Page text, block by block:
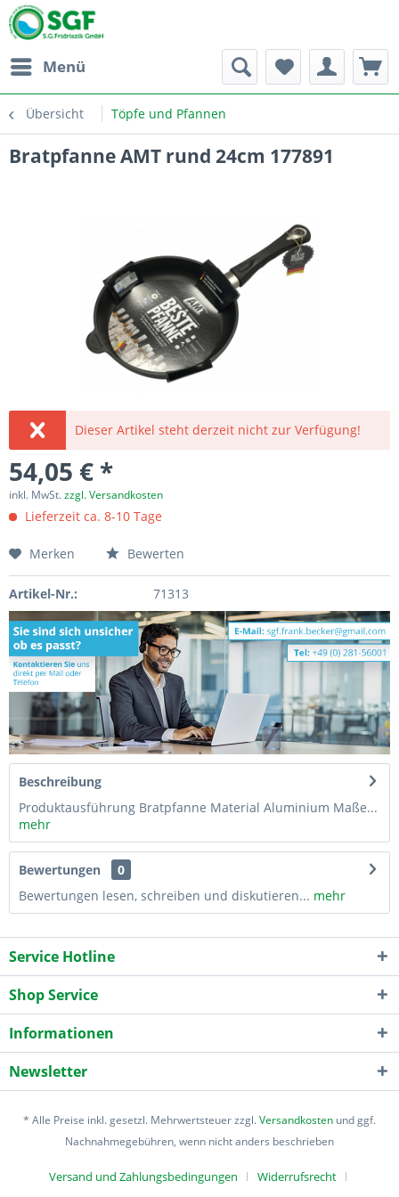
Menü
Übersicht Töpfe und Pfannen
Bratpfanne AMT rund 24cm 177891
Dieser Artikel steht derzeit nicht zur Verfügung!
54,05 € *
inkl. MwSt.zzgl. Versandkosten
Lieferzeit ca. 8-10 Tage
Merken Bewerten
Artikel-Nr.: 71313
Beschreibung
Produktausführung Bratpfanne Material Aluminium Maße...
mehr
Bewertungen
0
Bewertungen lesen, schreiben und diskutieren... mehr
Service Hotline
Shop Service
Informationen
Newsletter
* Alle Preise inkl. gesetzl. Mehrwertsteuer zzgl.Versandkosten und ggf.
Nachnahmegebühren, wenn nicht anders beschrieben
Versand und Zahlungsbedingungen Widerrufsrecht